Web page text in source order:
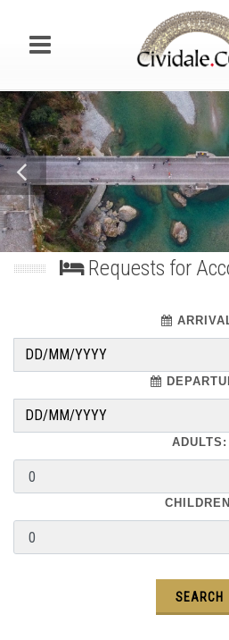
Requests for
ADULTS: